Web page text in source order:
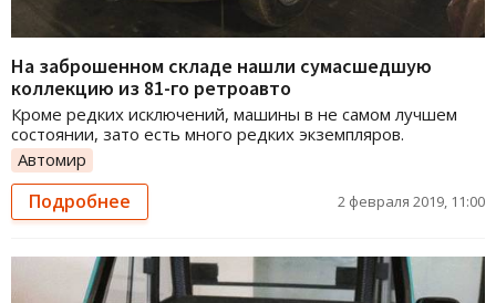
На заброшенном складе нашли сумасшедшую
коллекцию из 81-го ретроавто
Кроме редких исключений, машины в не самом лучшем
состоянии, зато есть много редких экземпляров.
Автомир
Подробнее 2 февраля 2019, 11:00